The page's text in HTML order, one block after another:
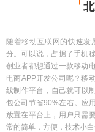
随着移动互联网的快速发
分。可以说，占据了手机
创业者都想通过一款移动
电商APP开发公司呢？移
线制作平台，自己就可以
包公司节省90%左右。应
放置在平台上，用户只需
常的简单，方便，技术小白